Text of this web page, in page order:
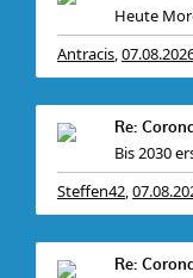
Antracis,
Re:
Bis 2030
Steffen42,
Re: